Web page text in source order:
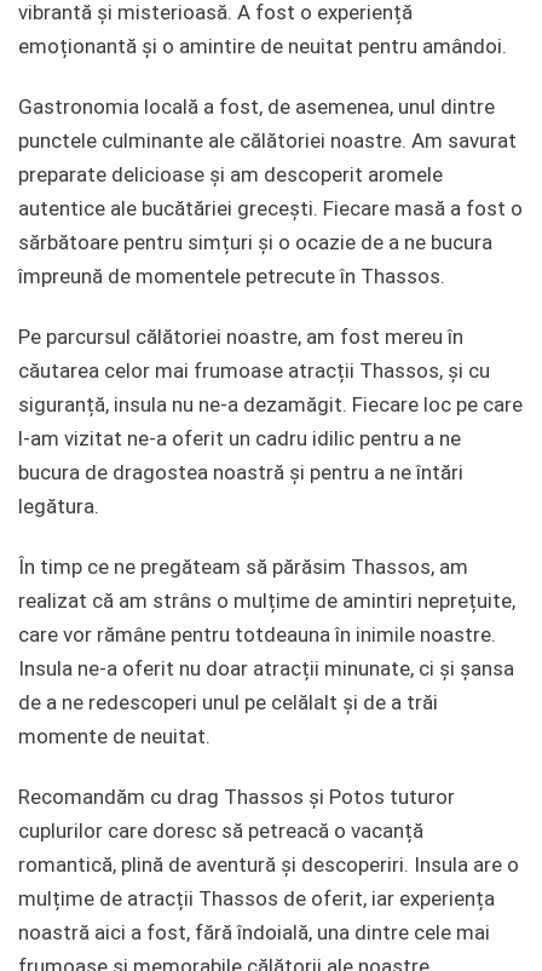
vibrantă și misterioasă. A fost o experiență
emoționantă și o amintire de neuitat pentru amândoi.
Gastronomia locală a fost, de asemenea, unul dintre
punctele culminante ale călătoriei noastre. Am savurat
preparate delicioase și am descoperit aromele
autentice ale bucătăriei grecești. Fiecare masă a fost o
sărbătoare pentru simțuri și o ocazie de a ne bucura
împreună de momentele petrecute în Thassos.
Pe parcursul călătoriei noastre, am fost mereu în
căutarea celor mai frumoase atracții Thassos, și cu
siguranță, insula nu ne-a dezamăgit. Fiecare loc pe care
l-am vizitat ne-a oferit un cadru idilic pentru a ne
bucura de dragostea noastră și pentru a ne întări
legătura.
În timp ce ne pregăteam să părăsim Thassos, am
realizat că am strâns o mulțime de amintiri neprețuite,
care vor rămâne pentru totdeauna în inimile noastre.
Insula ne-a oferit nu doar atracții minunate, ci și șansa
de a ne redescoperi unul pe celălalt și de a trăi
momente de neuitat.
Recomandăm cu drag Thassos și Potos tuturor
cuplurilor care doresc să petreacă o vacanță
romantică, plină de aventură și descoperiri. Insula are o
mulțime de atracții Thassos de oferit, iar experiența
noastră aici a fost, fără îndoială, una dintre cele mai